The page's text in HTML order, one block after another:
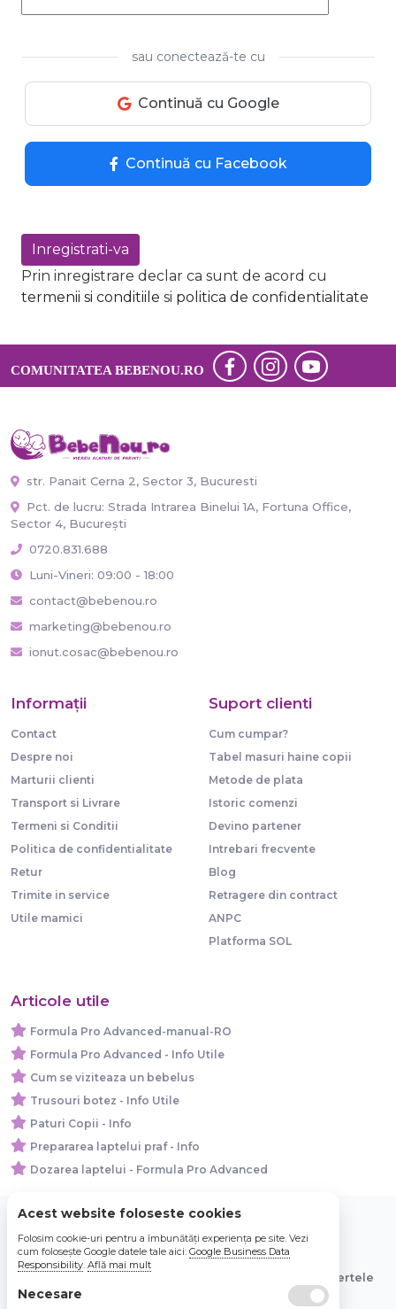
sau conectează-te cu
Continuă cu Google
Continuă cu Facebook
Inregistrati-va
Prin inregistrare declar ca sunt de acord cu
termenii si conditiile si politica de confidentialitate
COMUNITATEA BEBENOU.RO
str. Panait Cerna 2, Sector 3, Bucuresti
Pct. de lucru: Strada Intrarea Binelui 1A, Fortuna Office,
Sector 4, București
0720.831.688
Luni-Vineri: 09:00 - 18:00
contact@bebenou.ro
marketing@bebenou.ro
ionut.cosac@bebenou.ro
Informaţii
Contact
Despre noi
Marturii clienti
Transport si Livrare
Termeni si Conditii
Politica de confidentialitate
Retur
Trimite in service
Utile mamici
Suport clienti
Cum cumpar?
Tabel masuri haine copii
Metode de plata
Istoric comenzi
Devino partener
Intrebari frecvente
Blog
Retragere din contract
ANPC
Platforma SOL
Articole utile
Formula Pro Advanced-manual-RO
Formula Pro Advanced - Info Utile
Cum se viziteaza un bebelus
Trusouri botez - Info Utile
Paturi Copii - Info
Prepararea laptelui praf - Info
Dozarea laptelui - Formula Pro Advanced
© 2026 Bebe Nou Online Store SRL
Toate preturile sunt exprimate in lei si includ tva. Ofertele
sunt valabile in limita stocului disponibil.
Acest website foloseste cookies
Folosim cookie-uri pentru a îmbunătăți experiența pe site. Vezi
cum folosește Google datele tale aici: Google Business Data
Responsibility. Află mai mult
Necesare